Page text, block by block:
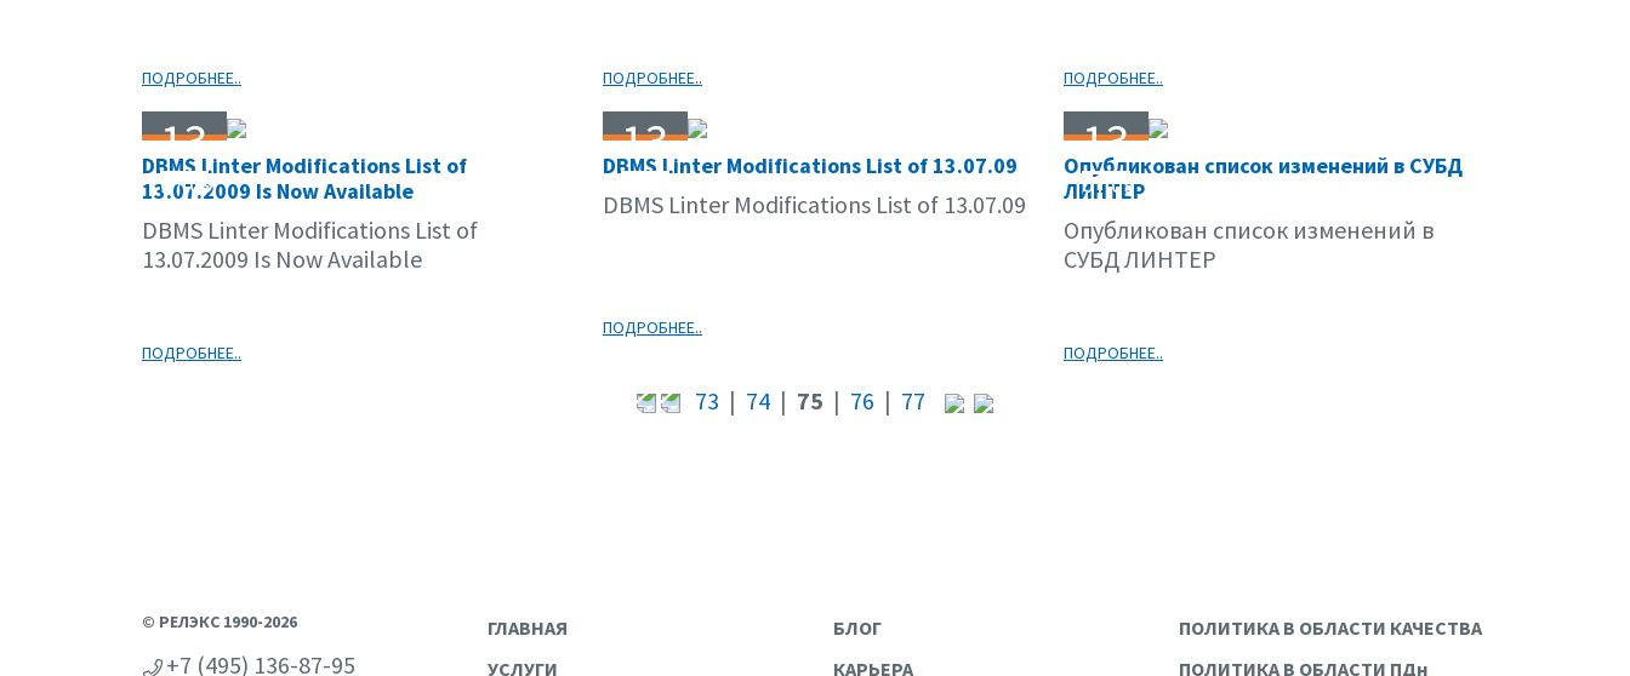
ПОДРОБНЕЕ.. ПОДРОБНЕЕ.. ПОДРОБНЕЕ..
13
07.09
DBMS Linter Modifications List of
13.07.2009 Is Now Available
DBMS Linter Modifications List of
13.07.2009 Is Now Available
ПОДРОБНЕЕ..
13
07.09
DBMS Linter Modifications List of 13.07.09
DBMS Linter Modifications List of 13.07.09
ПОДРОБНЕЕ..
13
07.09
Опубликован список изменений в СУБД
ЛИНТЕР
Опубликован список изменений в
СУБД ЛИНТЕР
ПОДРОБНЕЕ..
73 | 74 | 75 | 76 | 77
© РЕЛЭКС 1990-2026
+7 (495) 136-87-95
ГЛАВНАЯ
УСЛУГИ
БЛОГ
КАРЬЕРА
ПОЛИТИКА В ОБЛАСТИ КАЧЕСТВА
ПОЛИТИКА В ОБЛАСТИ ПДн